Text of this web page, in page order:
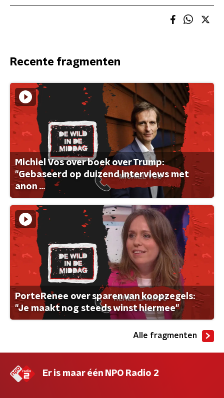
Recente fragmenten
Michiel Vos over boek over Trump:
"Gebaseerd op duizend interviews met
anon ...
PorteRenee over sparen van koopzegels:
"Je maakt nog steeds winst hiermee"
Alle fragmenten
Er is maar één NPO Radio 2